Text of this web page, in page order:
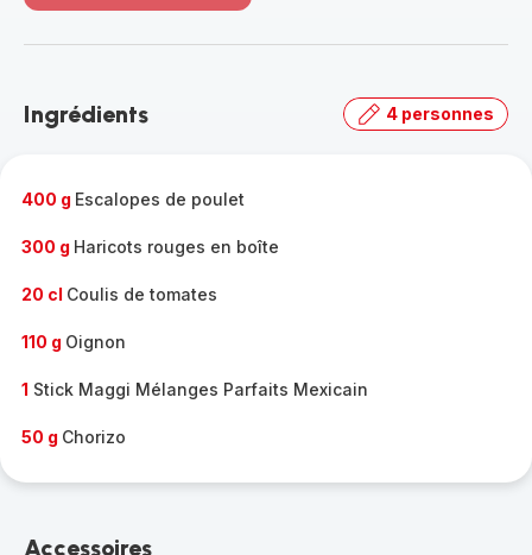
-
gamme
Ingrédients 4 personnes
400 g Escalopes de poulet
300 g Haricots rouges en boîte
20 cl Coulis de tomates
110 g Oignon
1 Stick Maggi Mélanges Parfaits Mexicain
50 g Chorizo
Accessoires